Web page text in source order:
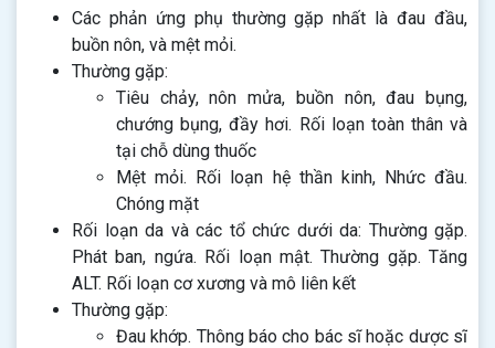
Các phản ứng phụ thường gặp nhất là đau đầu,
buồn nôn, và mệt mỏi.
Thường gặp:
Tiêu chảy, nôn mửa, buồn nôn, đau bụng,
chướng bụng, đầy hơi. Rối loạn toàn thân và
tại chỗ dùng thuốc
Mệt mỏi. Rối loạn hệ thần kinh, Nhức đầu.
Chóng mặt
Rối loạn da và các tổ chức dưới da: Thường gặp.
Phát ban, ngứa. Rối loạn mật. Thường gặp. Tăng
ALT. Rối loạn cơ xương và mô liên kết
Thường gặp:
Đau khớp. Thông báo cho bác sĩ hoặc dược sĩ